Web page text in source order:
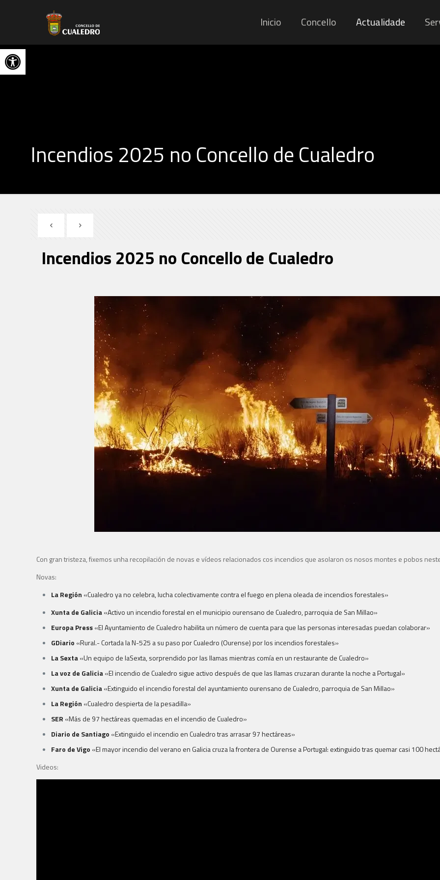
Abrir barra de herramientas
Inicio Concello Actualidade
Incendios 2025 no Concello de Cualedro
Incendios 2025 no Concello de Cualedro
Con gran tristeza, fixemos unha recopilación de novas e vídeos relacionados cos incendios que asolaron os nosos montes e pobos
Novas:
La Región «Cualedro ya no celebra, lucha colectivamente contra el fuego en plena oleada de incendios forestales»
Xunta de Galicia«Activo un incendio forestal en el municipio ourensano de Cualedro, parroquia de San Millao»
Europa Press«El Ayuntamiento de Cualedro habilita un número de cuenta para que las personas interesadas puedan colaborar»
GDiario «Rural.- Cortada la N-525 a su paso por Cualedro (Ourense) por los incendios forestales»
La Sexta«Un equipo de laSexta, sorprendido por las llamas mientras comía en un restaurante de Cualedro»
La voz de Galicia«El incendio de Cualedro sigue activo después de que las llamas cruzaran durante la noche a Portugal»
Xunta de Galicia«Extinguido el incendio forestal del ayuntamiento ourensano de Cualedro, parroquia de San Millao»
La Región «Cualedro despierta de la pesadilla»
SER «Más de 97 hectáreas quemadas en el incendio de Cualedro»
Diario de Santiago «Extinguido el incendio en Cualedro tras arrasar 97 hectáreas»
Faro de Vigo «El mayor incendio del verano en Galicia cruza la frontera de Ourense a Portugal: extinguido tras quemar casi 100
Videos: